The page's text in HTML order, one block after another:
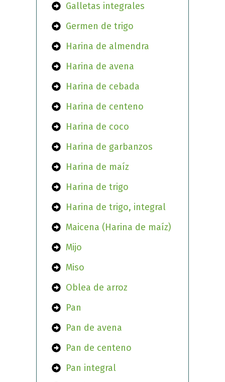
Galletas integrales
Germen de trigo
Harina de almendra
Harina de avena
Harina de cebada
Harina de centeno
Harina de coco
Harina de garbanzos
Harina de maíz
Harina de trigo
Harina de trigo, integral
Maicena (Harina de maíz)
Mijo
Miso
Oblea de arroz
Pan
Pan de avena
Pan de centeno
Pan integral